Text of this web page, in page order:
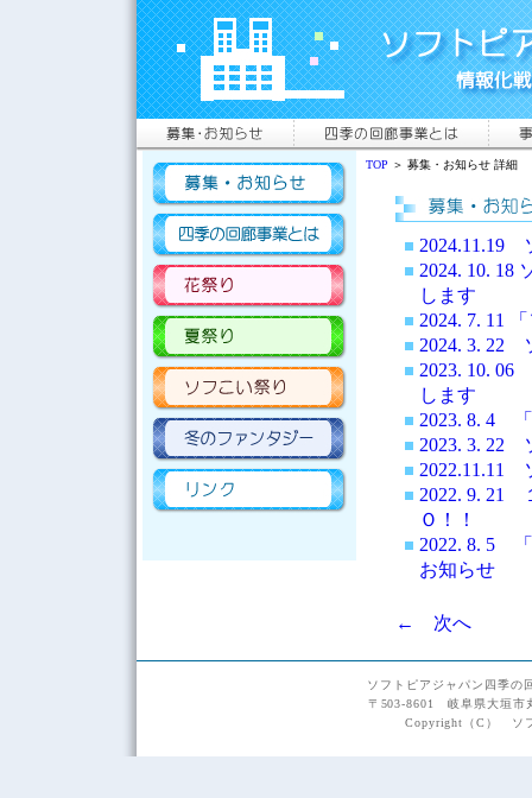
TOP ＞ 募集・お知らせ 詳細
2024.11.19
2024. 10. 18
します
2024. 7. 11
2024. 3. 22
2023. 10. 06
します
2023. 8. 4
2023. 3. 22
2022.11.11
2022. 9. 21
Ｏ！！
2022. 8. 5
お知らせ
← 次へ
ソフトピアジャパン四季の
〒503-8601 岐阜県大垣市
Copyright（C） ソ